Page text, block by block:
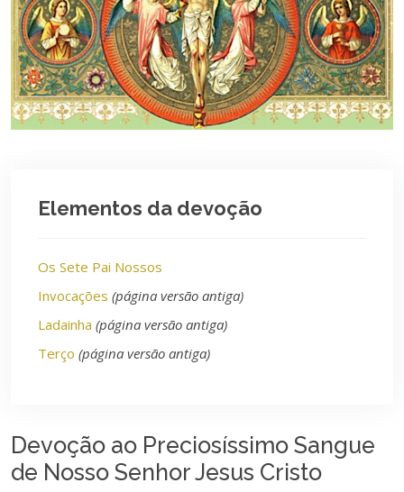
Elementos da devoção
Os Sete Pai Nossos
Invocações (página versão antiga)
Ladainha (página versão antiga)
Terço (página versão antiga)
Devoção ao Preciosíssimo Sangue
de Nosso Senhor Jesus Cristo